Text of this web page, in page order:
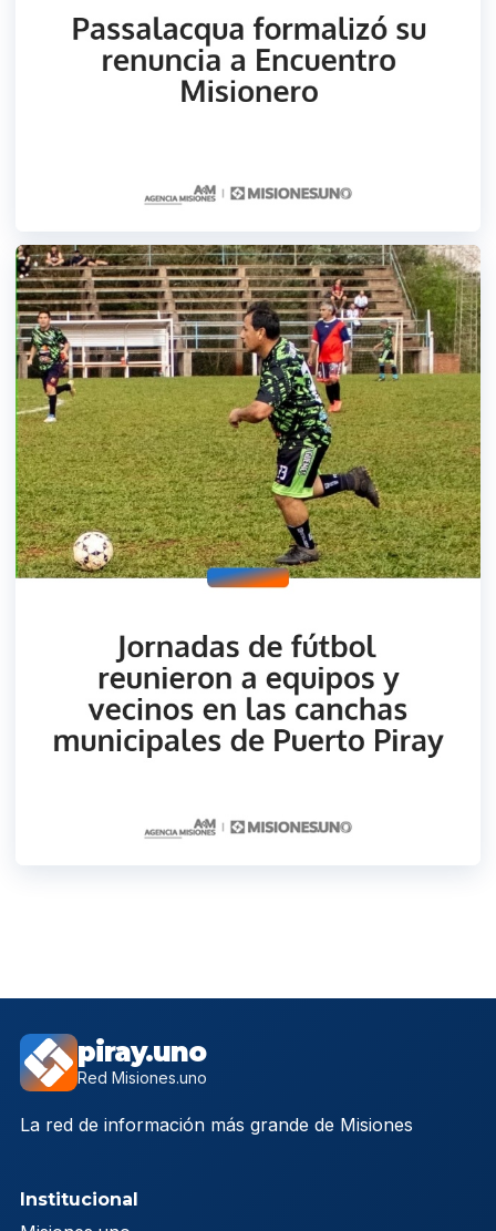
piray.uno
Red Misiones.uno
La red de información más grande de Misiones
Institucional